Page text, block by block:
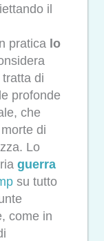
il
pratica lo
tratta di
profonde
che
di
Lo
guerra
su tutto
come in